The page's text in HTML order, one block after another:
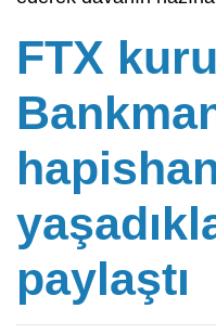
FTX
paylaştı